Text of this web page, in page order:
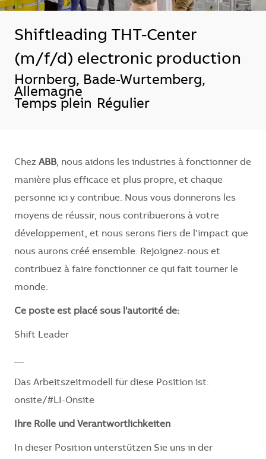
Shiftleading THT-Center
(m/f/d) electronic production
Localisation
Hornberg, Bade-Wurtemberg,
Allemagne
Temps plein Régulier
Chez ABB, nous aidons les industries à fonctionner de
manière plus efficace et plus propre, et chaque
personne ici y contribue. Nous vous donnerons les
moyens de réussir, nous contribuerons à votre
développement, et nous serons fiers de l’impact que
nous aurons créé ensemble. Rejoignez-nous et
contribuez à faire fonctionner ce qui fait tourner le
monde.
Ce poste est placé sous l'autorité de:
Shift Leader
Das Arbeitszeitmodell für diese Position ist:
onsite/#LI-Onsite
Ihre Rolle und Verantwortlichkeiten
In dieser Position unterstützen Sie uns in der